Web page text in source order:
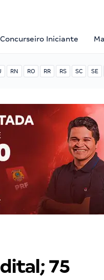
Concurseiro Iniciante
RN RO RR RS SC SE
75